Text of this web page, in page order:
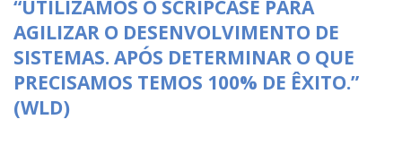
“UTILIZAMOS O SCRIPCASE PARA
AGILIZAR O DESENVOLVIMENTO DE
SISTEMAS. APÓS DETERMINAR O QUE
PRECISAMOS TEMOS 100% DE ÊXITO.”
(WLD)